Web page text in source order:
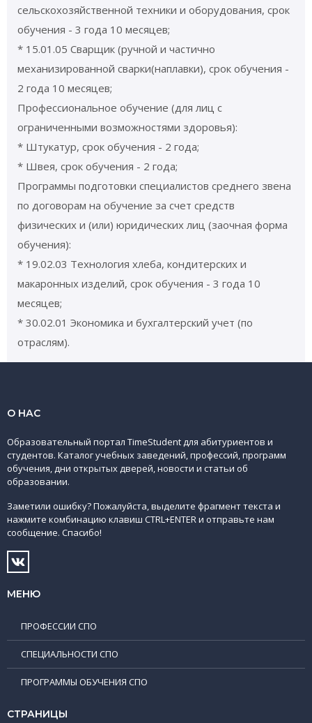
сельскохозяйственной техники и оборудования, срок
обучения - 3 года 10 месяцев;
* 15.01.05 Сварщик (ручной и частично
механизированной сварки(наплавки), срок обучения -
2 года 10 месяцев;
Профессиональное обучение (для лиц с
ограниченными возможностями здоровья):
* Штукатур, срок обучения - 2 года;
* Швея, срок обучения - 2 года;
Программы подготовки специалистов среднего звена
по договорам на обучение за счет средств
физических и (или) юридических лиц (заочная форма
обучения):
* 19.02.03 Технология хлеба, кондитерских и
макаронных изделий, срок обучения - 3 года 10
месяцев;
* 30.02.01 Экономика и бухгалтерский учет (по
отраслям).
О НАС
Образовательный портал TimeStudent для абитуриентов и
студентов. Каталог учебных заведений, профессий, программ
обучения, дни открытых дверей, новости и статьи об
образовании.
Заметили ошибку? Пожалуйста, выделите фрагмент текста и
нажмите комбинацию клавиш CTRL+ENTER и отправьте нам
сообщение. Спасибо!
МЕНЮ
ПРОФЕССИИ СПО
СПЕЦИАЛЬНОСТИ СПО
ПРОГРАММЫ ОБУЧЕНИЯ СПО
СТРАНИЦЫ